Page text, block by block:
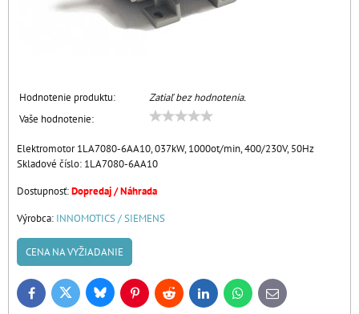
Hodnotenie produktu:
Zatiaľ bez hodnotenia.
Vaše hodnotenie:
Elektromotor 1LA7080-6AA10, 037kW, 1000ot/min, 400/230V, 50Hz
Skladové číslo: 1LA7080-6AA10
Dostupnosť:Dopredaj / Náhrada
Výrobca: INNOMOTICS / SIEMENS
CENA NA VYŽIADANIE
FacebookTwitter BlueskyPinterestReddit LinkedInWhatsApp
E-
mail